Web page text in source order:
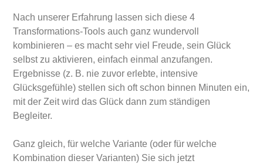
Nach unserer Erfahrung lassen sich diese 4
Transformations-Tools auch ganz wundervoll
kombinieren – es macht sehr viel Freude, sein Glück
selbst zu aktivieren, einfach einmal anzufangen.
Ergebnisse (z. B. nie zuvor erlebte, intensive
Glücksgefühle) stellen sich oft schon binnen Minuten ein,
mit der Zeit wird das Glück dann zum ständigen
Begleiter.
Ganz gleich, für welche Variante (oder für welche
Kombination dieser Varianten) Sie sich jetzt